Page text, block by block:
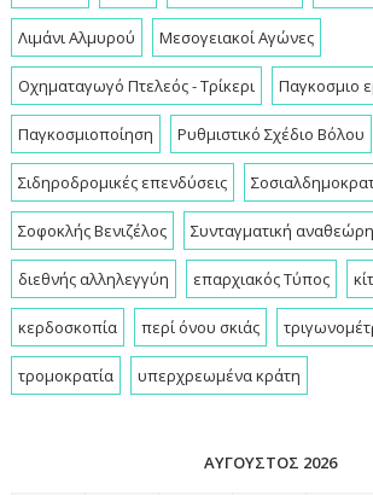
Λιμάνι Αλμυρού Μεσογειακοί Αγώνες
Οχηματαγωγό Πτελεός - Τρίκερι Παγκοσμιο
Παγκοσμιοποίηση Ρυθμιστικό Σχέδιο Βόλου
Σιδηροδρομικές επενδύσεις
Σοφοκλής Βενιζέλος Συνταγματική
διεθνής αλληλεγγύη επαρχιακός Τύπος
κερδοσκοπία περί όνου σκιάς
τρομοκρατία υπερχρεωμένα κράτη
ΑΎΓΟΥΣΤΟΣ 2026